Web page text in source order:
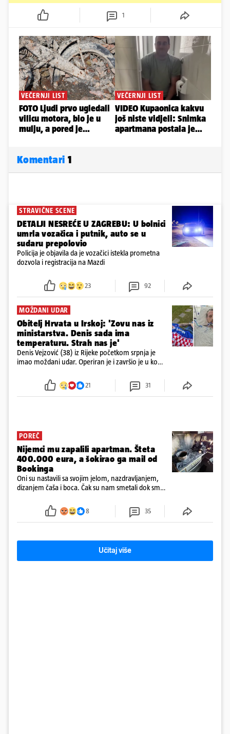
1
Komentari 1
STRAVIČNE SCENE
DETALJI NESREĆE U ZAGREBU: U bolnici
umrla vozačica i putnik, auto se u
sudaru prepolovio
Policija je objavila da je vozačici istekla prometna
dozvola i registracija na Mazdi
23 92
MOŽDANI UDAR
Obitelj Hrvata u Irskoj: 'Zovu nas iz
ministarstva. Denis sada ima
temperaturu. Strah nas je'
Denis Vejzović (38) iz Rijeke početkom srpnja je
imao moždani udar. Operiran je i završio je u komi.
tamošnji liječnici ne vjeruju u oporavak: 'Imamo
21 31
POREČ
Nijemci mu zapalili apartman. Šteta
400.000 eura, a šokirao ga mail od
Bookinga
Oni su nastavili sa svojim jelom, nazdravljanjem,
dizanjem čaša i boca. Čak su nam smetali dok smo
požar, rekao je vlasnik
8 35
Učitaj više